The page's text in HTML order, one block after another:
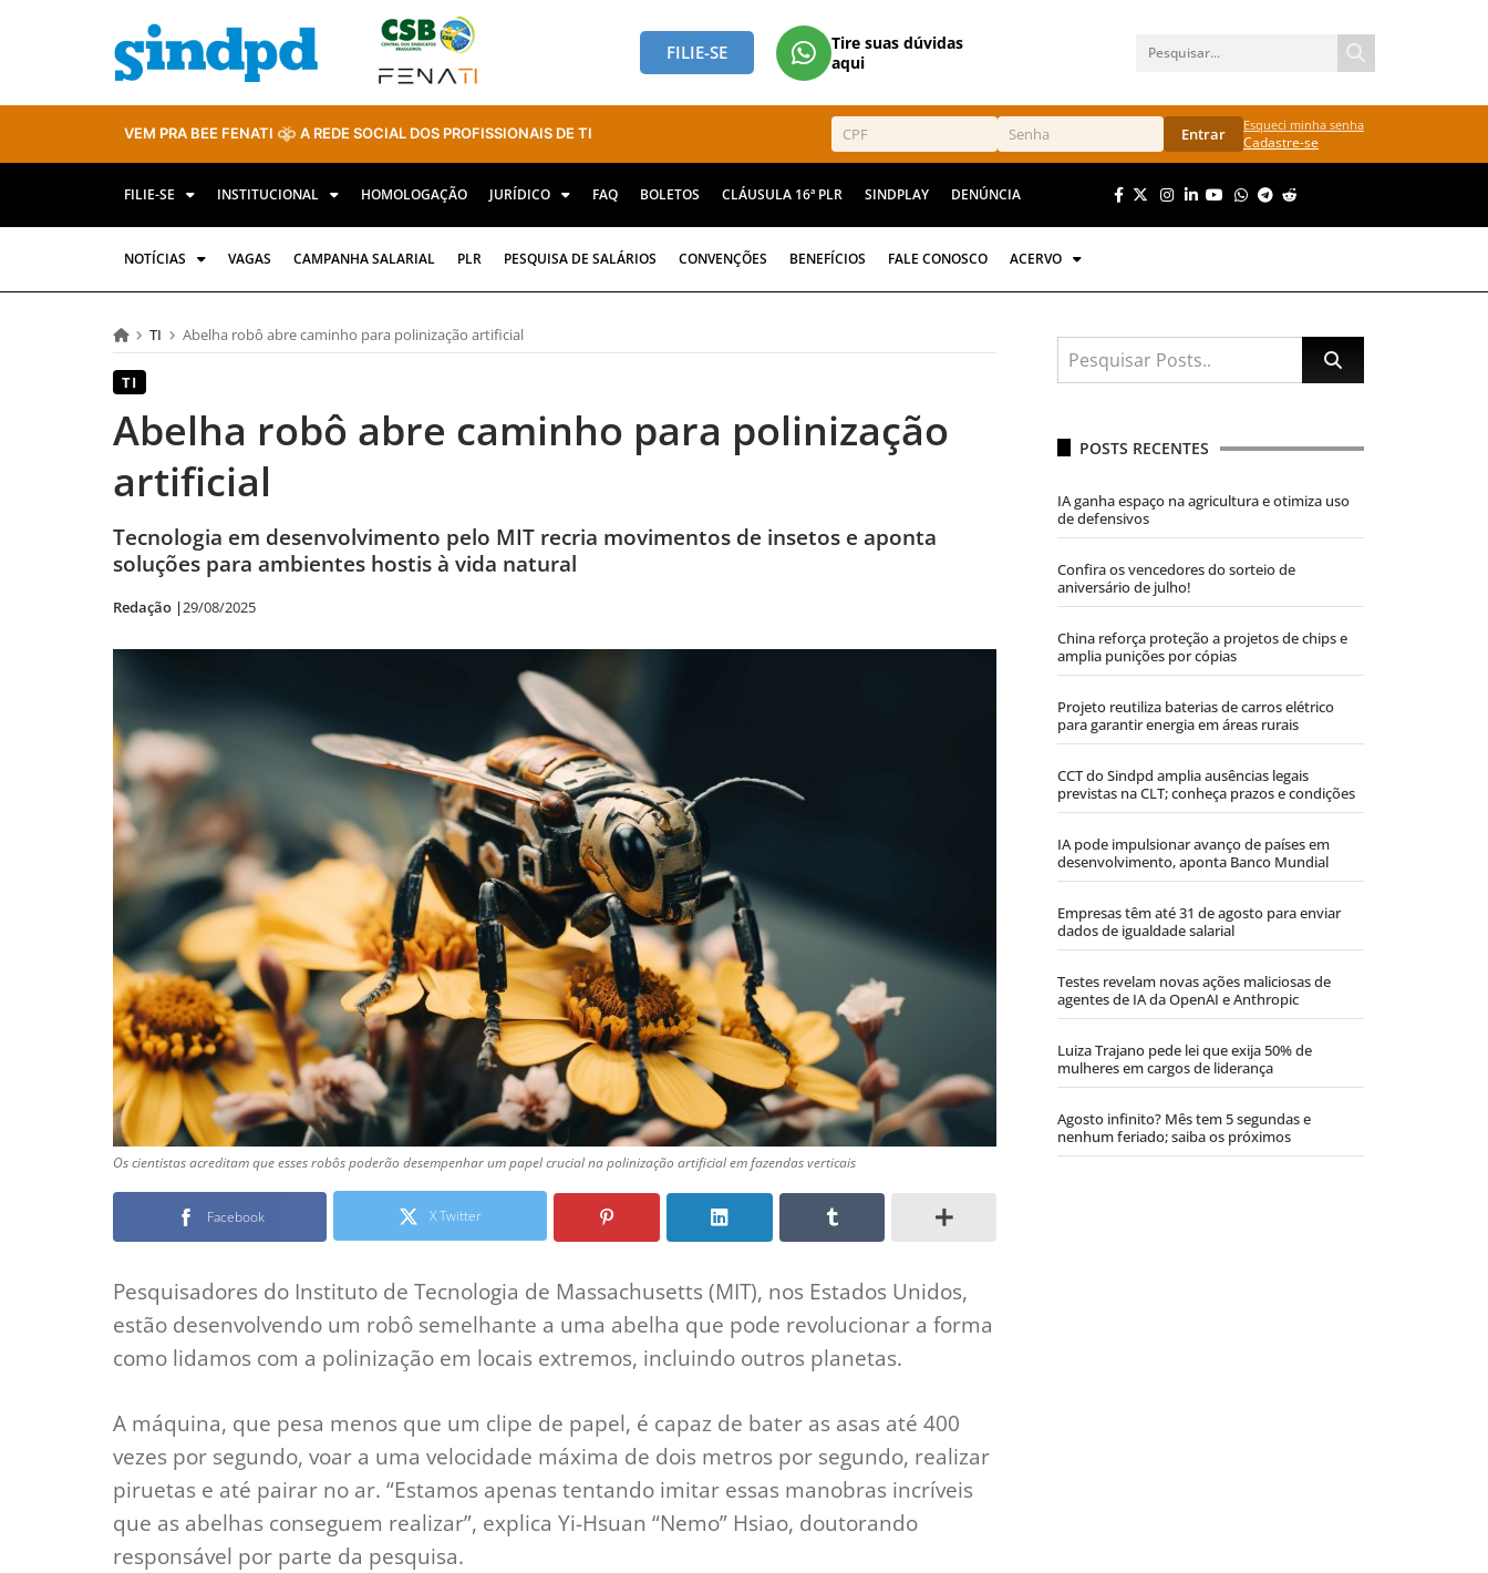
FILIE-SE
Tire suas dúvidas
aqui
VEM PRA BEE FENATI A REDE SOCIAL DOS PROFISSIONAIS DE TI Entrar Esqueci minha senha
Cadastre-se
FILIE-SE INSTITUCIONAL HOMOLOGAÇÃO JURÍDICO FAQ BOLETOS CLÁUSULA 16ª PLR SINDPLAY DENÚNCIA
NOTÍCIAS VAGAS CAMPANHA SALARIAL PLR PESQUISA DE SALÁRIOS CONVENÇÕES BENEFÍCIOS FALE CONOSCO ACERVO
TI Abelha robô abre caminho para polinização artificial
TI
Abelha robô abre caminho para polinização
artificial
Tecnologia em desenvolvimento pelo MIT recria movimentos de insetos e aponta
soluções para ambientes hostis à vida natural
Redação |29/08/2025
Os cientistas acreditam que esses robôs poderão desempenhar um papel crucial na polinização artificial em fazendas verticais
Facebook X Twitter
Pesquisadores do Instituto de Tecnologia de Massachusetts (MIT), nos Estados Unidos,
estão desenvolvendo um robô semelhante a uma abelha que pode revolucionar a forma
como lidamos com a polinização em locais extremos, incluindo outros planetas.
A máquina, que pesa menos que um clipe de papel, é capaz de bater as asas até 400
vezes por segundo, voar a uma velocidade máxima de dois metros por segundo, realizar
piruetas e até pairar no ar. “Estamos apenas tentando imitar essas manobras incríveis
que as abelhas conseguem realizar”, explica Yi-Hsuan “Nemo” Hsiao, doutorando
responsável por parte da pesquisa.
POSTS RECENTES
IA ganha espaço na agricultura e otimiza uso
de defensivos
Confira os vencedores do sorteio de
aniversário de julho!
China reforça proteção a projetos de chips e
amplia punições por cópias
Projeto reutiliza baterias de carros elétrico
para garantir energia em áreas rurais
CCT do Sindpd amplia ausências legais
previstas na CLT; conheça prazos e condições
IA pode impulsionar avanço de países em
desenvolvimento, aponta Banco Mundial
Empresas têm até 31 de agosto para enviar
dados de igualdade salarial
Testes revelam novas ações maliciosas de
agentes de IA da OpenAI e Anthropic
Luiza Trajano pede lei que exija 50% de
mulheres em cargos de liderança
Agosto infinito? Mês tem 5 segundas e
nenhum feriado; saiba os próximos